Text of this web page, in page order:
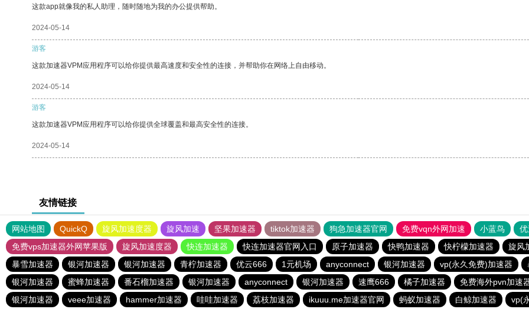
这款app就像我的私人助理，随时随地为我的办公提供帮助。
2024-05-14
游客
这款加速器VPM应用程序可以给你提供最高速度和安全性的连接，并帮助你在网络上自由移动。
2024-05-14
游客
这款加速器VPM应用程序可以给你提供全球覆盖和最高安全性的连接。
2024-05-14
友情链接
网站地图 QuickQ 旋风加速度器 旋风加速 坚果加速器 tiktok加速器 狗急加速器官网 免费vqn外网加速 小蓝鸟
免费vps加速器外网苹果版
旋风加速度器 快连加速器 快连加速器官网入口 原子加速器 快鸭加速器 快柠檬加速器
旋风
暴雪加速器
银河加速器 银河加速器 青柠加速器 优云666 1元机场 anyconnect 银河加速器 vp(永久免费)加速器
银河加速器
蜜蜂加速器 番石榴加速器 银河加速器 anyconnect 银河加速器 速鹰666 橘子加速器
免费海外pvn加速
银河加速器
veee加速器 hammer加速器 哇哇加速器 荔枝加速器 ikuuu.me加速器官网 蚂蚁加速器 白鲸加速器 vp(